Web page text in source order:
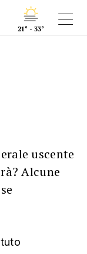
21° - 33°
uscente
Alcune